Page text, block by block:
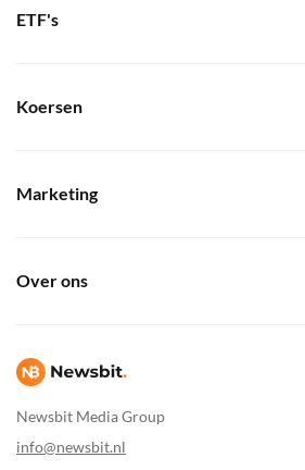
Newsbit Media Group
info@newsbit.nl
ETF's
Koersen
Marketing
Over ons